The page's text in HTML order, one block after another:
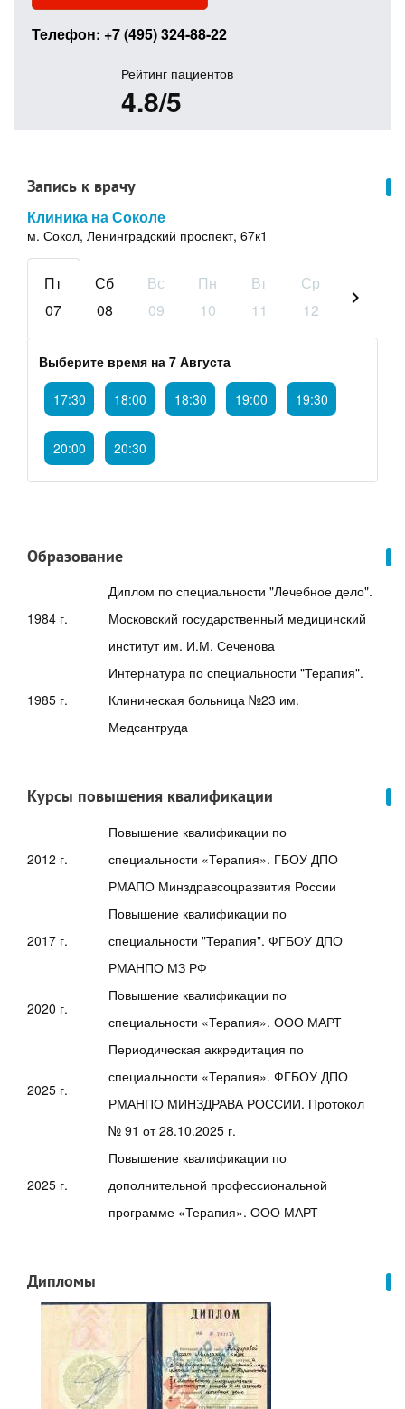
Телефон: +7 (495) 324-88-22
Рейтинг пациентов
4.8/5
Запись к врачу
Клиника на Соколе
м. Сокол, Ленинградский проспект, 67к1
chevron_right
Пт
07
Сб
08
Вс
09
Пн
10
Вт
11
Ср
12
13
Выберите время на 7 Августа
17:30 18:00 18:30 19:00 19:30
20:00 20:30
Образование
1984 г.
Диплом по специальности "Лечебное дело".
Московский государственный медицинский
институт им. И.М. Сеченова
1985 г.
Интернатура по специальности "Терапия".
Клиническая больница №23 им.
Медсантруда
Курсы повышения квалификации
2012 г.
Повышение квалификации по
специальности «Терапия». ГБОУ ДПО
РМАПО Минздравсоцразвития России
2017 г.
Повышение квалификации по
специальности "Терапия". ФГБОУ ДПО
РМАНПО МЗ РФ
2020 г.
Повышение квалификации по
специальности «Терапия». ООО МАРТ
2025 г.
Периодическая аккредитация по
специальности «Терапия». ФГБОУ ДПО
РМАНПО МИНЗДРАВА РОССИИ. Протокол
№ 91 от 28.10.2025 г.
2025 г.
Повышение квалификации по
дополнительной профессиональной
программе «Терапия». ООО МАРТ
Дипломы